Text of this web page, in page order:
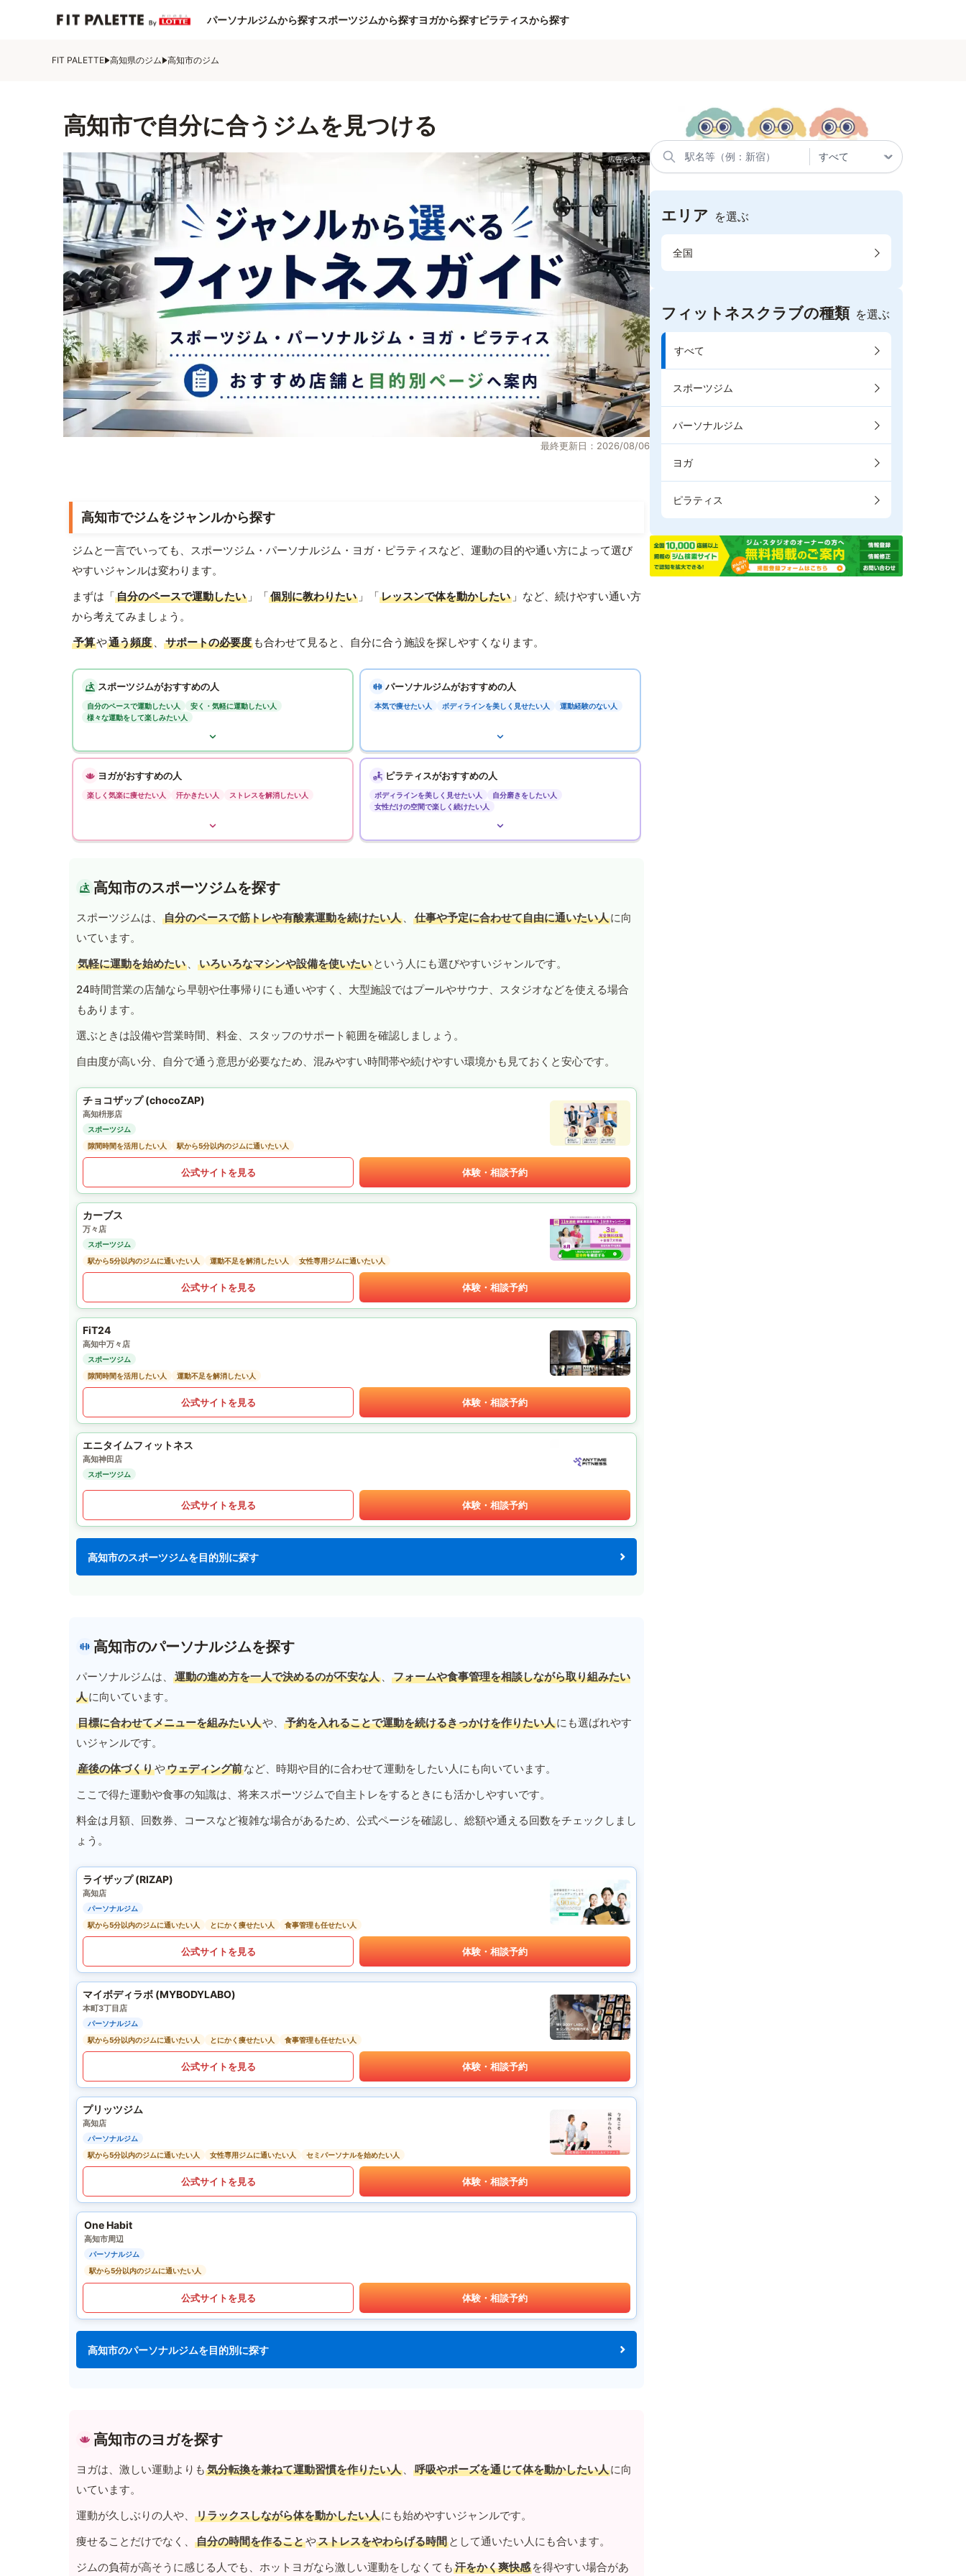
パーソナルジムから探すスポーツジムから探すヨガから探すピラティスから探す
FIT PALETTE 高知県のジム 高知市のジム
高知市で自分に合うジムを見つける
最終更新日：2026/08/06
高知市でジムをジャンルから探す
ジムと一言でいっても、スポーツジム・パーソナルジム・ヨガ・ピラティスなど、運動の目的や通い方によって選び
やすいジャンルは変わります。
まずは「自分のペースで運動したい 」「個別に教わりたい 」「レッスンで体を動かしたい 」など、続けやすい通い方
から考えてみましょう。
予算や通う頻度 、 サポートの必要度 も合わせて見ると、自分に合う施設を探しやすくなります。
スポーツジムがおすすめの人
自分のペースで運動したい人
安く・気軽に運動したい人
様々な運動をして楽しみたい人
パーソナルジムがおすすめの人
本気で痩せたい人 ボディラインを美しく見せたい人 運動経験のない人
ヨガがおすすめの人
楽しく気楽に痩せたい人 汗かきたい人 ストレスを解消したい人
ピラティスがおすすめの人
ボディラインを美しく見せたい人
自分磨きをしたい人
女性だけの空間で楽しく続けたい人
高知市のスポーツジムを探す
スポーツジムは、 自分のペースで筋トレや有酸素運動を続けたい人 、 仕事や予定に合わせて自由に通いたい人に向
いています。
気軽に運動を始めたい 、 いろいろなマシンや設備を使いたい という人にも選びやすいジャンルです。
24時間営業の店舗なら早朝や仕事帰りにも通いやすく、大型施設ではプールやサウナ、スタジオなどを使える場合
もあります。
選ぶときは設備や営業時間、料金、スタッフのサポート範囲を確認しましょう。
自由度が高い分、自分で通う意思が必要なため、混みやすい時間帯や続けやすい環境かも見ておくと安心です。
チョコザップ (chocoZAP)
高知枡形店
スポーツジム
隙間時間を活用したい人
駅から5分以内のジムに通いたい人
公式サイトを見る 体験・相談予約
カーブス
万々店
スポーツジム
駅から5分以内のジムに通いたい人
運動不足を解消したい人 女性専用ジムに通いたい人
公式サイトを見る 体験・相談予約
FiT24
高知中万々店
スポーツジム
隙間時間を活用したい人
運動不足を解消したい人
公式サイトを見る 体験・相談予約
エニタイムフィットネス
高知神田店
スポーツジム
公式サイトを見る 体験・相談予約
高知市のスポーツジムを目的別に探す
高知市のパーソナルジムを探す
パーソナルジムは、 運動の進め方を一人で決めるのが不安な人 、
フォームや食事管理を相談しながら取り組みたい
人に向いています。
目標に合わせてメニューを組みたい人や、 予約を入れることで運動を続けるきっかけを作りたい人にも選ばれやす
いジャンルです。
産後の体づくりやウェディング前など、時期や目的に合わせて運動をしたい人にも向いています。
ここで得た運動や食事の知識は、将来スポーツジムで自主トレをするときにも活かしやすいです。
料金は月額、回数券、コースなど複雑な場合があるため、公式ページを確認し、総額や通える回数をチェックしまし
ょう。
ライザップ (RIZAP)
高知店
パーソナルジム
駅から5分以内のジムに通いたい人
とにかく痩せたい人 食事管理も任せたい人
公式サイトを見る 体験・相談予約
マイボディラボ (MYBODYLABO)
本町3丁目店
パーソナルジム
駅から5分以内のジムに通いたい人
とにかく痩せたい人 食事管理も任せたい人
公式サイトを見る 体験・相談予約
プリッツジム
高知店
パーソナルジム
駅から5分以内のジムに通いたい人
女性専用ジムに通いたい人 セミパーソナルを始めたい人
公式サイトを見る 体験・相談予約
One Habit
高知市周辺
パーソナルジム
駅から5分以内のジムに通いたい人
公式サイトを見る 体験・相談予約
高知市のパーソナルジムを目的別に探す
高知市のヨガを探す
ヨガは、激しい運動よりも 気分転換を兼ねて運動習慣を作りたい人 、 呼吸やポーズを通じて体を動かしたい人に向
いています。
運動が久しぶりの人や、
リラックスしながら体を動かしたい人にも始めやすいジャンルです。
痩せることだけでなく、
自分の時間を作ることやストレスをやわらげる時間 として通いたい人にも合います。
ジムの負荷が高そうに感じる人でも、ホットヨガなら激しい運動をしなくても 汗をかく爽快感 を得やすい場合があ
エリア を選ぶ
全国
フィットネスクラブの種類 を選ぶ
すべて
スポーツジム
パーソナルジム
ヨガ
ピラティス